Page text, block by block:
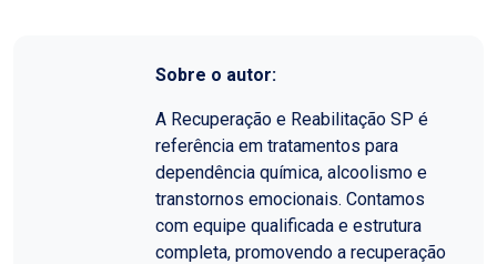
Sobre o autor:
A Recuperação e Reabilitação SP é
referência em tratamentos para
dependência química, alcoolismo e
transtornos emocionais. Contamos
com equipe qualificada e estrutura
completa, promovendo a recuperação